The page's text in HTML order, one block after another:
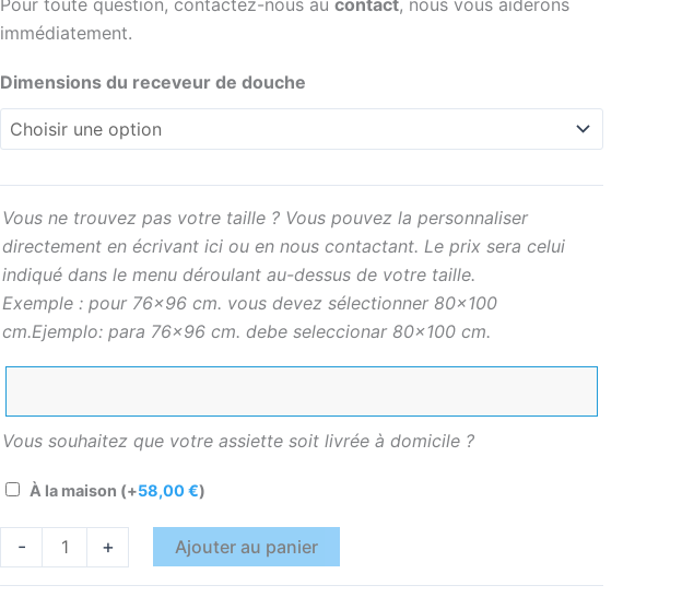
immédiatement.
Dimensions du receveur de douche
prix
sera
indiqué
dans
le
proche
votre
taille.
Vous ne trouvez pas votre taille ? Vous pouvez la personnaliser
directement en écrivant ici ou en nous contactant. Le prix sera celui
indiqué dans le menu déroulant au-dessus de votre taille.
Exemple : pour 76×96 cm. vous devez sélectionner 80×100
cm.Ejemplo: para 76×96 cm. debe seleccionar 80×100 cm.
Vous souhaitez que votre assiette soit livrée à domicile ?
À la maison (+58,00€)
- + Ajouter au panier